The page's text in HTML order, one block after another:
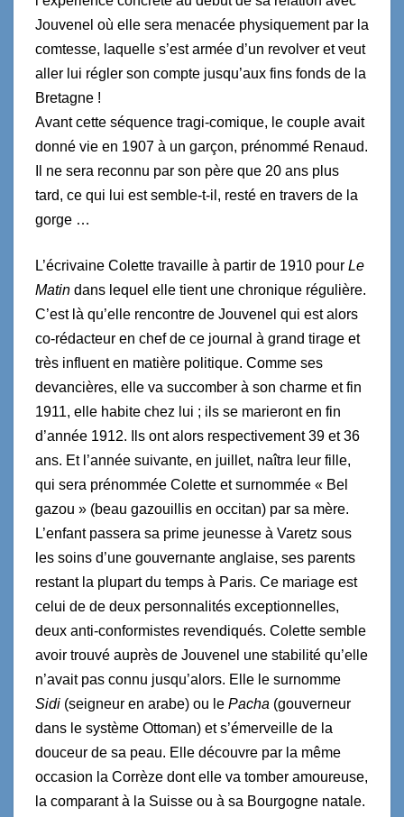
Jouvenel où elle sera menacée physiquement par la
comtesse, laquelle s’est armée d’un revolver et veut
aller lui régler son compte jusqu’aux fins fonds de la
Bretagne !
Avant cette séquence tragi-comique, le couple avait
donné vie en 1907 à un garçon, prénommé Renaud.
Il ne sera reconnu par son père que 20 ans plus
tard, ce qui lui est semble-t-il, resté en travers de la
gorge …
L’écrivaine Colette travaille à partir de 1910 pour Le
Matin dans lequel elle tient une chronique régulière.
C’est là qu’elle rencontre de Jouvenel qui est alors
co-rédacteur en chef de ce journal à grand tirage et
très influent en matière politique. Comme ses
devancières, elle va succomber à son charme et fin
1911, elle habite chez lui ; ils se marieront en fin
d’année 1912. Ils ont alors respectivement 39 et 36
ans. Et l’année suivante, en juillet, naîtra leur fille,
qui sera prénommée Colette et surnommée « Bel
gazou » (beau gazouillis en occitan) par sa mère.
L’enfant passera sa prime jeunesse à Varetz sous
les soins d’une gouvernante anglaise, ses parents
restant la plupart du temps à Paris. Ce mariage est
celui de de deux personnalités exceptionnelles,
deux anti-conformistes revendiqués. Colette semble
avoir trouvé auprès de Jouvenel une stabilité qu’elle
n’avait pas connu jusqu’alors. Elle le surnomme
Sidi (seigneur en arabe) ou le Pacha (gouverneur
dans le système Ottoman) et s’émerveille de la
douceur de sa peau. Elle découvre par la même
occasion la Corrèze dont elle va tomber amoureuse,
la comparant à la Suisse ou à sa Bourgogne natale.